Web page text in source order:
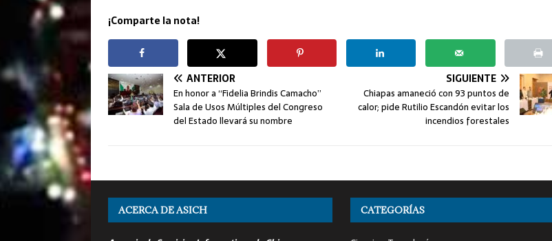
¡Comparte la nota!
ANTERIOR
En honor a “Fidelia Brindis Camacho”
Sala de Usos Múltiples del Congreso
del Estado llevará su nombre
SIGUIENTE
Chiapas amaneció con 93 puntos de
calor; pide Rutilio Escandón evitar los
incendios forestales
ACERCA DE ASICH CATEGORÍAS